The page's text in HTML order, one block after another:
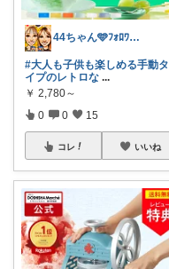
44ちゃん🩵ﾌｫﾛﾜｰ様から購入
#大人も子供も楽しめる手動タ
イプのレトロな ...
￥ 2,780～
0 0 15
コレ いいね